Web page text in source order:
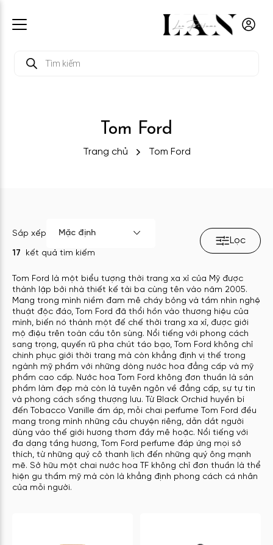
kiếm
Tom Ford
Trang chủ Tom Ford
Lọc
Sắp xếp Mặc định
17 kết quả tìm kiếm
Tom Ford là một biểu tượng thời trang xa xỉ của Mỹ được
thành lập bởi nhà thiết kế tài ba cùng tên vào năm 2005.
Mang trong mình niềm đam mê cháy bỏng và tầm nhìn nghệ
thuật độc đáo, Tom Ford đã thổi hồn vào thương hiệu của
mình, biến nó thành một đế chế thời trang xa xỉ, được giới
mộ điệu trên toàn cầu tôn sùng. Nổi tiếng với phong cách
sang trọng, quyến rũ pha chút táo bạo, Tom Ford không chỉ
chinh phục giới thời trang mà còn khẳng định vị thế trong
ngành mỹ phẩm với những dòng nước hoa đẳng cấp và mỹ
phẩm cao cấp. Nước hoa Tom Ford không đơn thuần là sản
phẩm làm đẹp mà còn là tuyên ngôn về đẳng cấp, sự tự tin
và phong cách sống thượng lưu. Từ Black Orchid huyền bí
đến Tobacco Vanille ấm áp, mỗi chai perfume Tom Ford đều
mang trong mình những câu chuyện riêng, dẫn dắt người
dùng vào thế giới hương thơm đầy mê hoặc. Nổi tiếng với
đa dạng tầng hương, Tom Ford perfume đáp ứng mọi sở
thích, từ những quý cô thanh lịch đến những quý ông mạnh
mẽ. Sở hữu một chai nước hoa TF không chỉ đơn thuần là thể
hiện gu thẩm mỹ mà còn là khẳng định phong cách cá nhân
của mỗi người.